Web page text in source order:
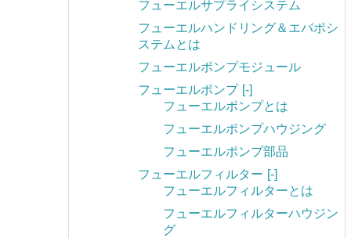
フューエルサプライシステム
フューエルハンドリング＆エバポシ
ステムとは
フューエルポンプモジュール
フューエルポンプ [-]
フューエルポンプとは
フューエルポンプハウジング
フューエルポンプ部品
フューエルフィルター [-]
フューエルフィルターとは
フューエルフィルターハウジン
グ